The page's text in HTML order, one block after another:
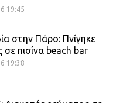
19:45
στην Πάρο: Πνίγηκε
σε πισίνα beach bar
19:38